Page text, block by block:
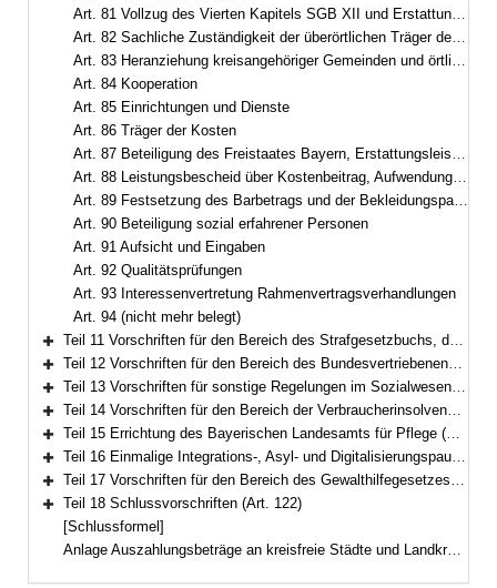
Art. 81 Vollzug des Vierten Kapitels SGB XII und Erstattungsverfahren Barbetrag
Art. 82 Sachliche Zuständigkeit der überörtlichen Träger der Sozialhilfe
Art. 83 Heranziehung kreisangehöriger Gemeinden und örtlicher Träger, Verordnungsermächtigung
Art. 84 Kooperation
Art. 85 Einrichtungen und Dienste
Art. 86 Träger der Kosten
Art. 87 Beteiligung des Freistaates Bayern, Erstattungsleistungen des Bundes
Art. 88 Leistungsbescheid über Kostenbeitrag, Aufwendungs- und Kostenersatz
Art. 89 Festsetzung des Barbetrags und der Bekleidungspauschale
Art. 90 Beteiligung sozial erfahrener Personen
Art. 91 Aufsicht und Eingaben
Art. 92 Qualitätsprüfungen
Art. 93 Interessenvertretung Rahmenvertragsverhandlungen
Art. 94 (nicht mehr belegt)
Bereich erweitern
Teil 11 Vorschriften für den Bereich des Strafgesetzbuchs, der Strafprozessordnung und des Betäubungsmittelgesetzes (Art. 95–97)
Bereich erweitern
Teil 12 Vorschriften für den Bereich des Bundesvertriebenengesetzes, des Aufenthaltsgesetzes und der Sozialen Entschädigung (Art. 98–108)
Bereich erweitern
Teil 13 Vorschriften für sonstige Regelungen im Sozialwesen (Art. 109–111b)
Bereich erweitern
Teil 14 Vorschriften für den Bereich der Verbraucherinsolvenz nach der Insolvenzordnung (Art. 112–116)
Bereich erweitern
Teil 15 Errichtung des Bayerischen Landesamts für Pflege (Art. 117)
Bereich erweitern
Teil 16 Einmalige Integrations-, Asyl- und Digitalisierungspauschale für Kommunen (Art. 118)
Bereich erweitern
Teil 17 Vorschriften für den Bereich des Gewalthilfegesetzes (Art. 119–121)
Bereich erweitern
Teil 18 Schlussvorschriften (Art. 122)
[Schlussformel]
Anlage Auszahlungsbeträge an kreisfreie Städte und Landkreise